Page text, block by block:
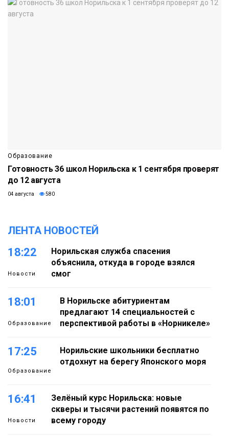
Образование
Готовность 36 школ Норильска к 1 сентября проверят
до 12 августа
04 августа 580
ЛЕНТА НОВОСТЕЙ
18:22
Новости
Норильская служба спасения
объяснила, откуда в городе взялся
смог
18:01
Образование
В Норильске абитуриентам
предлагают 14 специальностей с
перспективой работы в «Норникеле»
17:25
Образование
Норильские школьники бесплатно
отдохнут на берегу Японского моря
16:41
Новости
Зелёный курс Норильска: новые
скверы и тысячи растений появятся по
всему городу